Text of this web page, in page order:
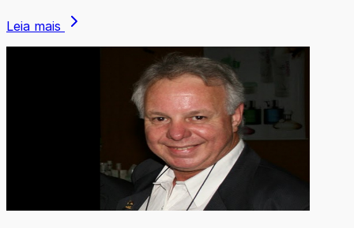
Leia mais